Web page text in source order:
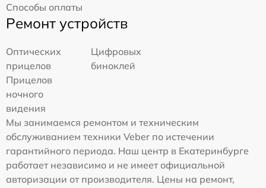
Способы оплаты
Ремонт устройств
Оптических
прицелов
Цифровых
биноклей
Прицелов
ночного
видения
Мы занимаемся ремонтом и техническим
обслуживанием техники Veber по истечении
гарантийного периода. Наш центр в Екатеринбурге
работает независимо и не имеет официальной
авторизации от производителя. Цены на ремонт,